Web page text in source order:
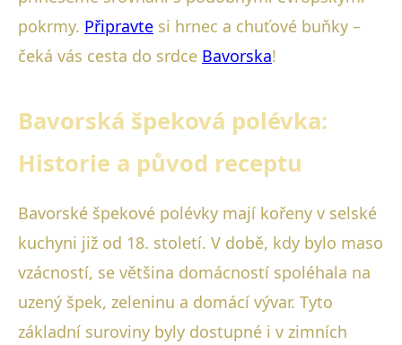
pokrmy. Připravte si hrnec a chuťové buňky –
čeká vás cesta do srdce Bavorska!
Bavorská špeková polévka:
Historie a původ receptu
Bavorské špekové polévky mají kořeny v selské
kuchyni již od 18. století. V době, kdy bylo maso
vzácností, se většina domácností spoléhala na
uzený špek, zeleninu a domácí vývar. Tyto
základní suroviny byly dostupné i v zimních